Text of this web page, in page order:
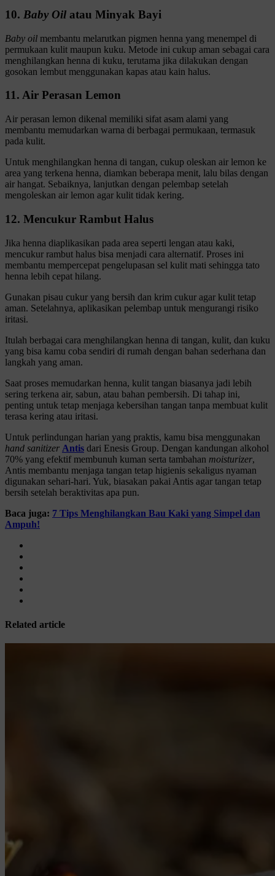
10. Baby Oil atau Minyak Bayi
Baby oil membantu melarutkan pigmen henna yang menempel di
permukaan kulit maupun kuku. Metode ini cukup aman sebagai cara
menghilangkan henna di kuku, terutama jika dilakukan dengan
gosokan lembut menggunakan kapas atau kain halus.
11. Air Perasan Lemon
Air perasan lemon dikenal memiliki sifat asam alami yang
membantu memudarkan warna di berbagai permukaan, termasuk
pada kulit.
Untuk menghilangkan henna di tangan, cukup oleskan air lemon ke
area yang terkena henna, diamkan beberapa menit, lalu bilas dengan
air hangat. Sebaiknya, lanjutkan dengan pelembap setelah
mengoleskan air lemon agar kulit tidak kering.
12. Mencukur Rambut Halus
Jika henna diaplikasikan pada area seperti lengan atau kaki,
mencukur rambut halus bisa menjadi cara alternatif. Proses ini
membantu mempercepat pengelupasan sel kulit mati sehingga tato
henna lebih cepat hilang.
Gunakan pisau cukur yang bersih dan krim cukur agar kulit tetap
aman. Setelahnya, aplikasikan pelembap untuk mengurangi risiko
iritasi.
Itulah berbagai cara menghilangkan henna di tangan, kulit, dan kuku
yang bisa kamu coba sendiri di rumah dengan bahan sederhana dan
langkah yang aman.
Saat proses memudarkan henna, kulit tangan biasanya jadi lebih
sering terkena air, sabun, atau bahan pembersih. Di tahap ini,
penting untuk tetap menjaga kebersihan tangan tanpa membuat kulit
terasa kering atau iritasi.
Untuk perlindungan harian yang praktis, kamu bisa menggunakan
hand sanitizer Antis dari Enesis Group. Dengan kandungan alkohol
70% yang efektif membunuh kuman serta tambahan moisturizer,
Antis membantu menjaga tangan tetap higienis sekaligus nyaman
digunakan sehari-hari. Yuk, biasakan pakai Antis agar tangan tetap
bersih setelah beraktivitas apa pun.
Baca juga: 7 Tips Menghilangkan Bau Kaki yang Simpel dan
Ampuh!
Related article